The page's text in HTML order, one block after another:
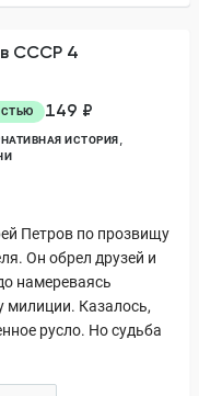
СССР 4
149 ₽
ИСТОРИЯ
Петров по прозвищу
Он обрел друзей и
намереваясь
милиции. Казалось,
русло. Но судьба